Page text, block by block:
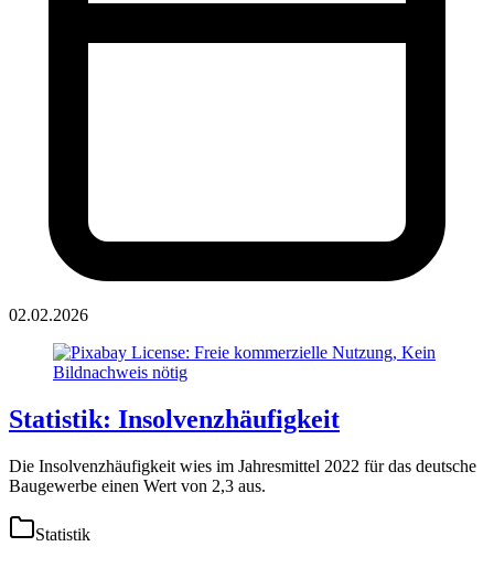
02.02.2026
Statistik: Insolvenzhäufigkeit
Die Insolvenzhäufigkeit wies im Jahresmittel 2022 für das deutsche
Baugewerbe einen Wert von 2,3 aus.
Statistik